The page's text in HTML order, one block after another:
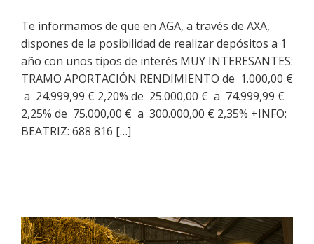
Te informamos de que en AGA, a través de AXA,
dispones de la posibilidad de realizar depósitos a 1
año con unos tipos de interés MUY INTERESANTES:
TRAMO APORTACIÓN RENDIMIENTO de 1.000,00 €
a 24.999,99 € 2,20% de 25.000,00 € a 74.999,99 €
2,25% de 75.000,00 € a 300.000,00 € 2,35% +INFO:
BEATRIZ: 688 816 […]